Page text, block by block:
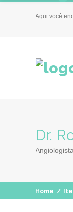
Aqui você
Dr.
Angiologista
Home /